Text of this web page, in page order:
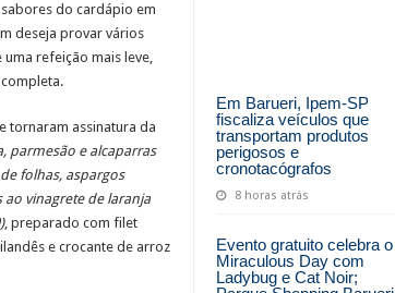
Em Barueri, Ipem-SP
fiscaliza veículos que
transportam produtos
perigosos e
cronotacógrafos
8 horas atrás
Evento gratuito celebra o
Miraculous Day com
Ladybug e Cat Noir;
do cardápio em
deseja provar vários
refeição mais leve,
tornaram assinatura da
parmesão e alcaparras
folhas, aspargos
ao vinagrete de laranja
, preparado com filet
e crocante de arroz